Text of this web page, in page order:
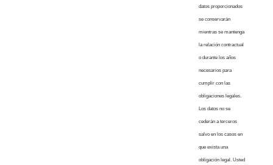
datos proporcionados
se conservarán
mientras se mantenga
la relación contractual
o durante los años
necesarios para
cumplir con las
obligaciones legales.
Los datos no se
cederán a terceros
salvo en los casos en
que exista una
obligación legal. Usted